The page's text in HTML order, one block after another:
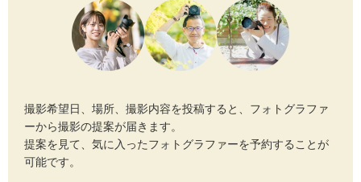
撮影希望日、場所、撮影内容を投稿すると、フォトグラファ
ーから撮影の提案が届きます。
提案を見て、気に入ったフォトグラファーを予約することが
可能です。